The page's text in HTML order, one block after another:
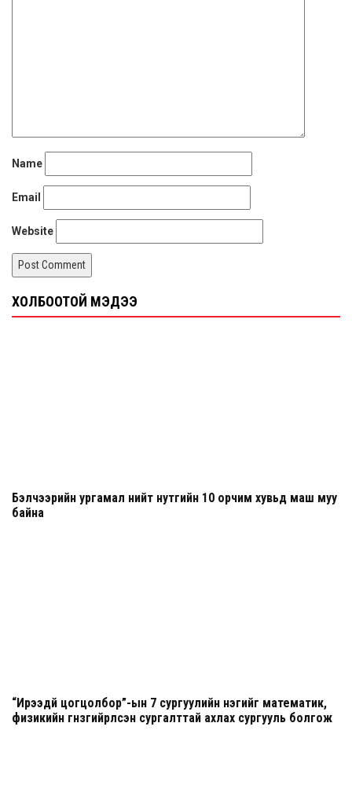
Name
Email
Website
ХОЛБООТОЙ МЭДЭЭ
Бэлчээрийн ургамал нийт нутгийн 10 орчим хувьд маш муу
байна
“Ирээдүй цогцолбор”-ын 7 сургуулийн нэгийг математик,
физикийн гүнзгийрүүлсэн сургалттай ахлах сургууль болгож